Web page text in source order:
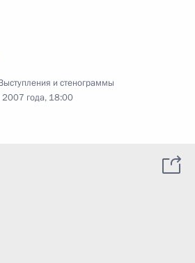
и стенограммы
года, 18:00